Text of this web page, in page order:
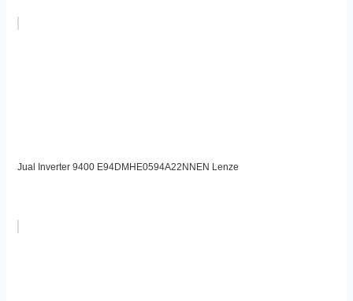
Jual Inverter 9400 E94DMHE0594A22NNEN Lenze